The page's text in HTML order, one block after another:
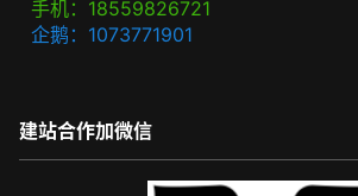
手机：18559826721
企鹅：1073771901
建站合作加微信